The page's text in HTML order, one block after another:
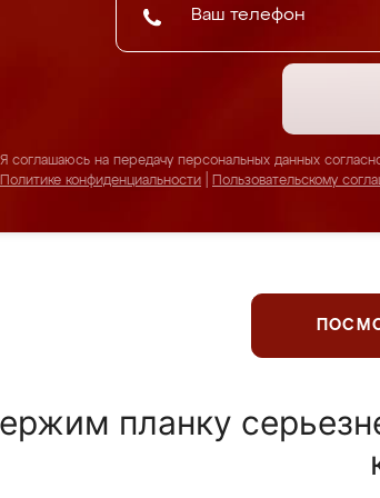
Я соглашаюсь на передачу персональных данных
Политике конфиденциальности
Пользовательскому
планку